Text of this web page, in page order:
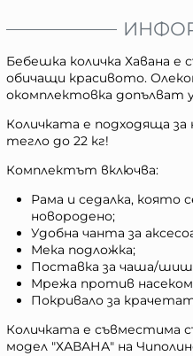
Бебешка количка Хавана е
обичащи красивoто.
окомплектовка допълват
Количката е подходяща
тегло до 22 кг!
Комплектът включва:
Рама и седалка, която
новородено;
Удобна чанта за
Мека подложка;
Поставка за чаша/
Мрежа против
Покривало за
Количката е съвместима
модел "ХАВАНА" на